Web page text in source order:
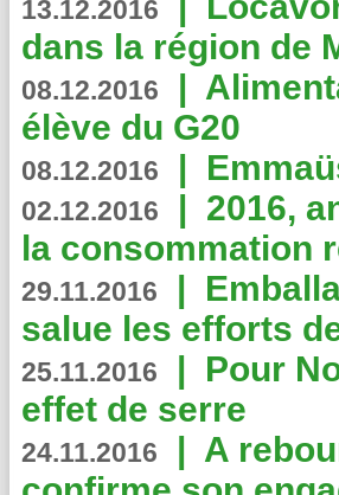
13.12.2016
dans la région de
08.12.2016 |
élève du G20
08.12.2016 |
02.12.2016 | 2016,
la consommation
29.11.2016 |
salue les efforts
25.11.2016 | Pour
effet de serre
24.11.2016 | A